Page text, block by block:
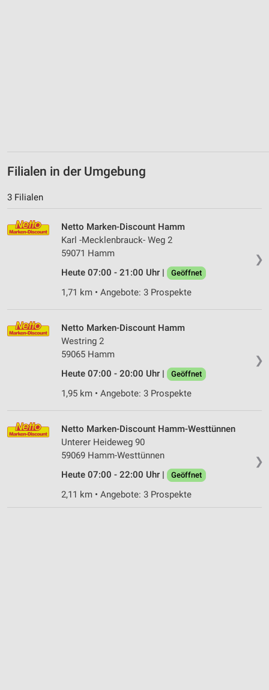
Filialen in der Umgebung
3 Filialen
❯
Netto Marken-Discount Hamm
Karl -Mecklenbrauck- Weg 2
59071 Hamm
Heute 07:00 - 21:00 Uhr |
Geöffnet
1,71 km • Angebote: 3 Prospekte
❯
Netto Marken-Discount Hamm
Westring 2
59065 Hamm
Heute 07:00 - 20:00 Uhr |
Geöffnet
1,95 km • Angebote: 3 Prospekte
❯
Netto Marken-Discount Hamm-Westtünnen
Unterer Heideweg 90
59069 Hamm-Westtünnen
Heute 07:00 - 22:00 Uhr |
Geöffnet
2,11 km • Angebote: 3 Prospekte